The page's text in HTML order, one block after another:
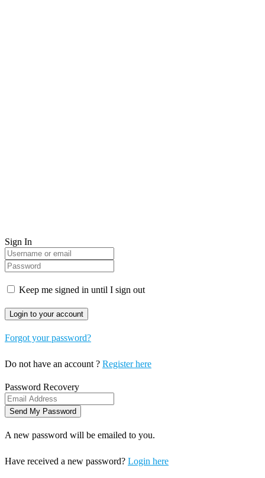
Sign In
Keep me signed in until I sign out
Forgot your password?
Do not have an account ? Register here
Password Recovery
A new password will be emailed to you.
Have received a new password? Login here